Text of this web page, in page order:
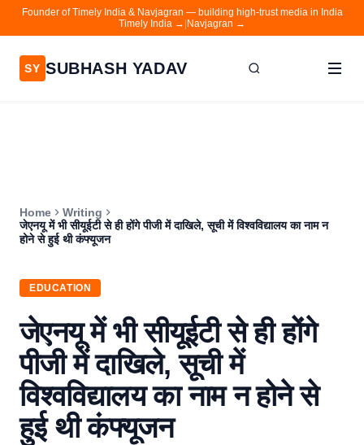
Founder of Timely India & Navjagran — building high-trust media in India
Timely India → Navjagran →
SY SUBHASH YADAV
Contact
Timely India
Navjagran
Home
Writing
जेएनयू में भी सीयूईटी से ही होंगे पीजी में दाखिले, सूची में विश्वविद्यालय का नाम न
होने से हुई थी कंफ्यूजन
EDUCATION
जेएनयू में भी सीयूईटी से ही होंगे
पीजी में दाखिले, सूची में
विश्वविद्यालय का नाम न होने से
हुई थी कंफ्यूजन